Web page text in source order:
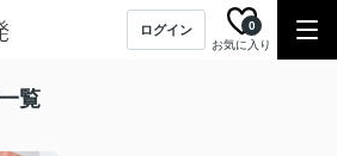
ログイン
お気に入り
0
覧